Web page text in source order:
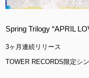
Spring Trilogy “APRIL
3ヶ月連続リリース
TOWER RECORDS限定シ